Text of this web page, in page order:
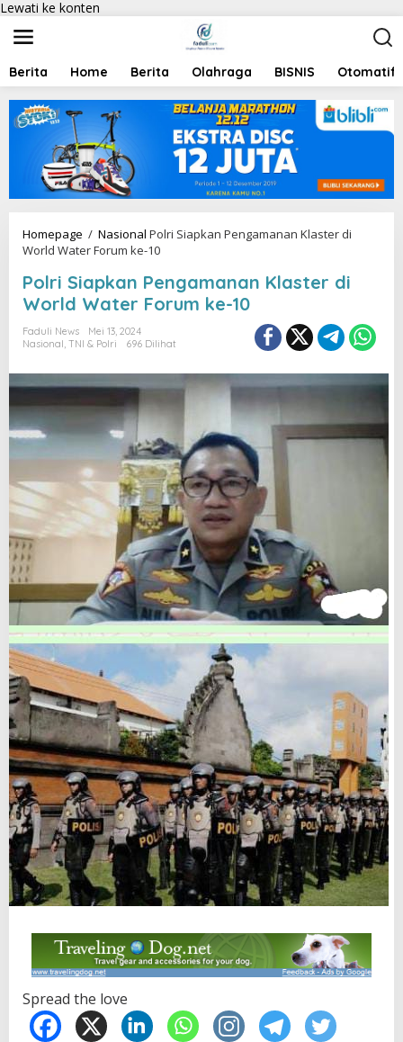
Lewati ke konten
Berita Home Berita Olahraga BISNIS Otomatif
Homepage / Nasional Polri Siapkan Pengamanan Klaster di
World Water Forum ke-10
Polri Siapkan Pengamanan Klaster di
World Water Forum ke-10
Faduli News
Mei 13, 2024
Nasional, TNI & Polri 696 Dilihat
Spread the love